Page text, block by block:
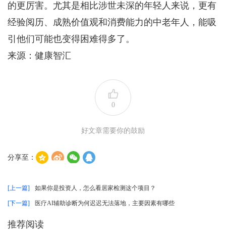
的更厉害。尤其是相比涉世未深的年轻人来说，更有
经验阅历、成熟价值观和消费能力的中老年人，能吸
引他们可能也变得困难得多了。
来源：健康智汇
0
好文章需要你的鼓励
分享至：
[上一篇] 如果你是投资人，怎么看居家检测这个项目？
[下一篇] 医疗AI辅助诊断为何迟迟无法落地，主要因素有哪些
推荐阅读